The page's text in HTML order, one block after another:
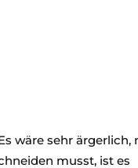
wäre sehr ärgerlich,
musst, ist es